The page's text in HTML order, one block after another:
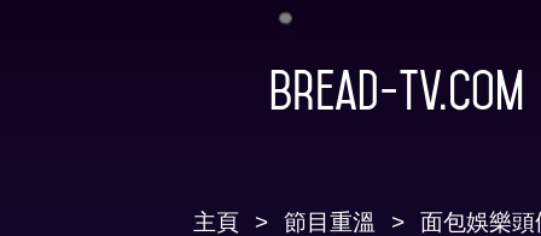
Bread-TV.com
主頁 節目重溫 面包娛樂頭